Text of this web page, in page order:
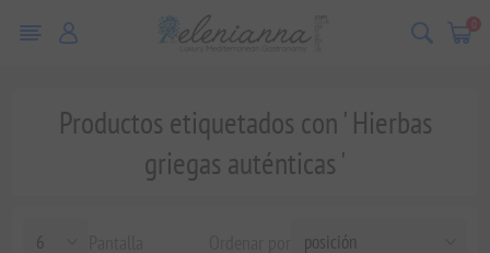
0
Productos etiquetados con ' Hierbas
griegas auténticas '